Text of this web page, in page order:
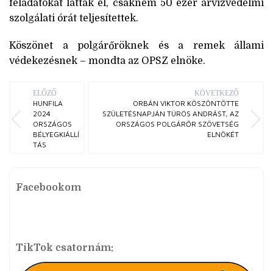
feladatokat láttak el, csaknem 50 ezer árvízvédelmi
szolgálati órát teljesítettek.
Köszönet a polgárőröknek és a remek állami
védekezésnek – mondta az OPSZ elnöke.
ELŐZŐ
HUNFILA
2024
ORSZÁGOS
BÉLYEGKIÁLLÍ
TÁS
KÖVETKEZŐ
ORBÁN VIKTOR KÖSZÖNTÖTTE
SZÜLETÉSNAPJÁN TÚRÓS ANDRÁST, AZ
ORSZÁGOS POLGÁRŐR SZÖVETSÉG
ELNÖKÉT
Facebookom
TikTok csatornám: